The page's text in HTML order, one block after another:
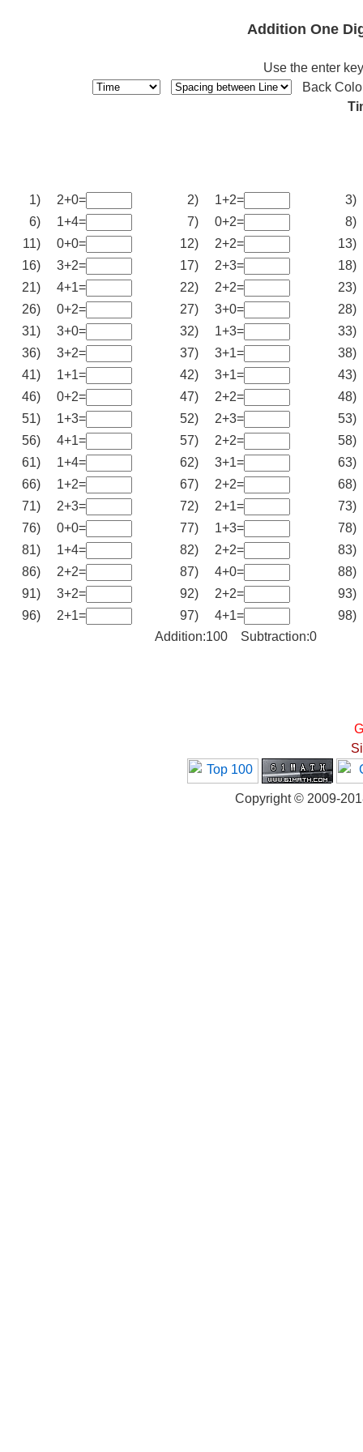
Addition One
Use the enter
Back
1) 2+0= 2) 1+2=
3)
6)
1+4= 7) 0+2=
8)
11)
0+0= 12) 2+2=
13)
16)
3+2= 17) 2+3=
18)
21)
4+1= 22) 2+2=
23)
26)
0+2= 27) 3+0=
28)
31)
3+0= 32) 1+3=
33)
36)
3+2= 37) 3+1=
38)
41)
1+1= 42) 3+1=
43)
46)
0+2= 47) 2+2=
48)
51)
1+3= 52) 2+3=
53)
56)
4+1= 57) 2+2=
58)
61)
1+4= 62) 3+1=
63)
66)
1+2= 67) 2+2=
68)
71)
2+3= 72) 2+1=
73)
76)
0+0= 77) 1+3=
78)
81)
1+4= 82) 2+2=
83)
86)
2+2= 87) 4+0=
88)
91)
3+2= 92) 2+2=
93)
96)
2+1= 97) 4+1=
98)
Addition:100 Subtraction:0
Copyright © 2009-